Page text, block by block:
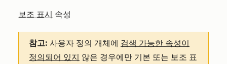
보조 표시 속성
참고: 사용자 정의 개체에 검색 가능한 속성이
정의되어 있지 않은 경우에만 기본 또는 보조 표